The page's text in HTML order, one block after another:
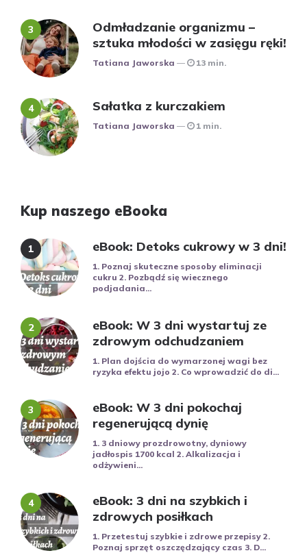
Odmładzanie organizmu –
sztuka młodości w zasięgu ręki!
Posted
Tatiana Jaworska 13 min.
Sałatka z kurczakiem
Posted
Tatiana Jaworska 1 min.
Kup naszego eBooka
eBook: Detoks cukrowy w 3 dni!
1. Poznaj skuteczne sposoby eliminacji
cukru 2. Pozbądź się wiecznego
podjadania...
eBook: W 3 dni wystartuj ze
zdrowym odchudzaniem
1. Plan dojścia do wymarzonej wagi bez
ryzyka efektu jojo 2. Co wprowadzić do di...
eBook: W 3 dni pokochaj
regenerującą dynię
1. 3 dniowy prozdrowotny, dyniowy
jadłospis 1700 kcal 2. Alkalizacja i
odżywieni...
eBook: 3 dni na szybkich i
zdrowych posiłkach
1. Przetestuj szybkie i zdrowe przepisy 2.
Poznaj sprzęt oszczędzający czas 3. D...